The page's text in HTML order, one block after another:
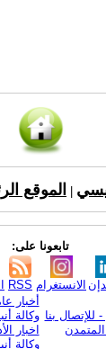
الموقع
تابعونا على:
RSS الانستغرام
للإتصال بنا
أخبار
وكالة
اخبار
وكالة